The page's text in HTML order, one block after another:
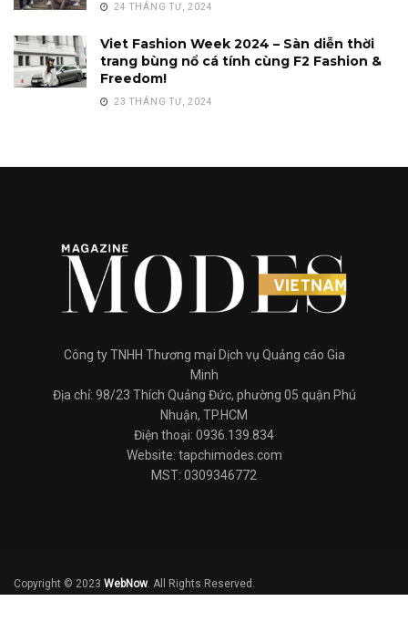
24 THÁNG TƯ, 2024
Viet Fashion Week 2024 – Sàn diễn thời
trang bùng nổ cá tính cùng F2 Fashion &
Freedom!
23 THÁNG TƯ, 2024
Công ty TNHH Thương mại Dịch vụ Quảng cáo Gia
Minh
Địa chỉ: 98/23 Thích Quảng Đức, phường 05 quận Phú
Nhuận, TP.HCM
Điện thoại: 0936.139.834
Website: tapchimodes.com
MST: 0309346772
Copyright © 2023 WebNow. All Rights Reserved.